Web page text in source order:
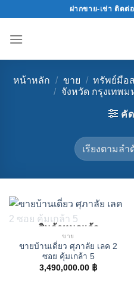
content
ฝากขาย-เช่า ติดต่อ
หน้าหลัก / ขาย / ทรัพย์มือ
/ จังหวัด กรุงเทพ
คั
สินค้าหมดแล้ว
ขาย
ขายบ้านเดี่ยว ศุภาลัย เลค 2
ซอย คุ้มเกล้า 5
3,490,000.00 ฿